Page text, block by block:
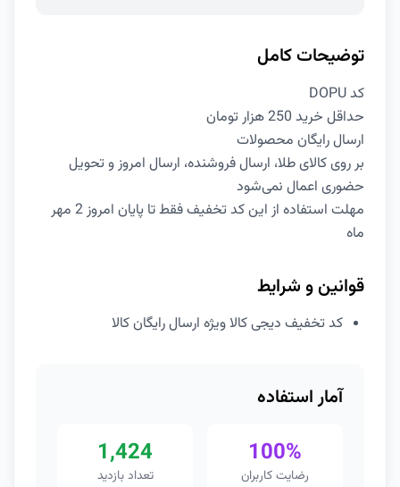
توضیحات کامل
کد DOPU
حداقل خرید 250 هزار تومان
ارسال رایگان محصولات
بر روی کالای طلا، ارسال فروشنده، ارسال امروز و تحویل
حضوری اعمال نمی‌شود
مهلت استفاده از این کد تخفیف فقط تا پایان امروز 2 مهر
ماه
قوانین و شرایط
کد تخفیف دیجی کالا ویژه ارسال رایگان کالا
آمار استفاده
100%
رضایت کاربران
1,424
تعداد بازدید